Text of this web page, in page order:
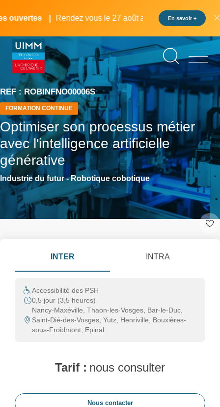
au
principal
ouvertes Rendez vous le 27 août au pôle formation UIMM
En savoir +
REF : ROBINFNO00006S
FORMATION CONTINUE
Optimiser son processus métier
avec l'intelligence artificielle
générative
Industrie du futur - Robotique cobotique
INTER INTRA
Accessibilité des PSH
0,5 jour (3,5 heures)
Nancy-Maxéville, Thaon-les-Vosges, Bar-le-Duc,
Saint-Dié-des-Vosges, Yutz, Henriville, Bouxières-
sous-Froidmont, Epinal
Tarif : nous consulter
Nous contacter